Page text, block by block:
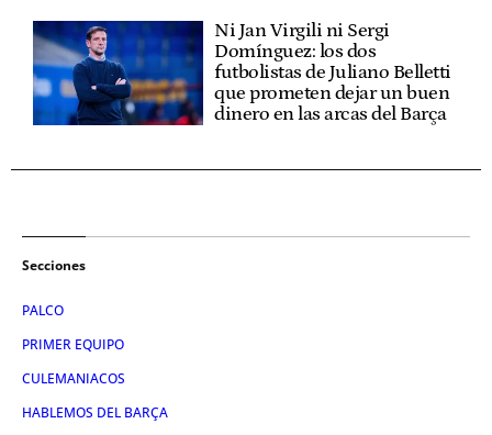
Ni Jan Virgili ni Sergi
Domínguez: los dos
futbolistas de Juliano Belletti
que prometen dejar un buen
dinero en las arcas del Barça
Secciones
PALCO
PRIMER EQUIPO
CULEMANIACOS
HABLEMOS DEL BARÇA